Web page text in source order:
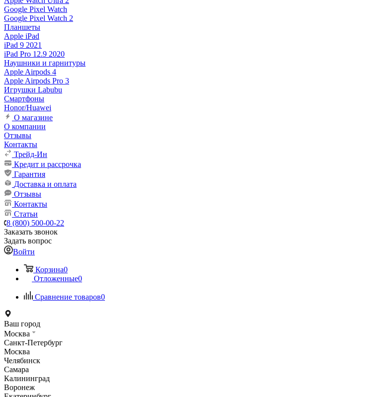
Google Pixel Watch
Google Pixel Watch 2
Планшеты
Apple iPad
iPad 9 2021
iPad Pro 12.9 2020
Наушники и гарнитуры
Apple Airpods 4
Apple Airpods Pro 3
Игрушки Labubu
Смартфоны
Honor/Huawei
О магазине
О компании
Отзывы
Контакты
Трейд-Ин
Кредит и рассрочка
Гарантия
Доставка и оплата
Отзывы
Контакты
Статьи
8 (800) 500-00-22
Заказать звонок
Задать вопрос
Войти
Корзина0
Отложенные0
Сравнение товаров0
Ваш город
Москва
Санкт-Петербург
Москва
Челябинск
Самара
Калининград
Воронеж